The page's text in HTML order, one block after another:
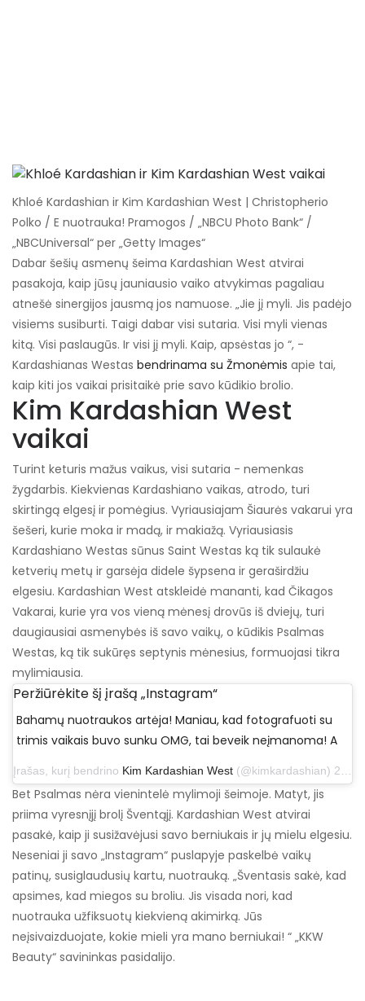
Khloé Kardashian ir Kim Kardashian West | Christopherio
Polko / E nuotrauka! Pramogos / „NBCU Photo Bank“ /
„NBCUniversal“ per „Getty Images“
Dabar šešių asmenų šeima Kardashian West atvirai
pasakoja, kaip jūsų jauniausio vaiko atvykimas pagaliau
atnešė sinergijos jausmą jos namuose. „Jie jį myli. Jis padėjo
visiems susiburti. Taigi dabar visi sutaria. Visi myli vienas
kitą. Visi paslaugūs. Ir visi jį myli. Kaip, apsėstas jo “, -
Kardashianas Westas bendrinama su Žmonėmis apie tai,
kaip kiti jos vaikai prisitaikė prie savo kūdikio brolio.
Kim Kardashian West
vaikai
Turint keturis mažus vaikus, visi sutaria - nemenkas
žygdarbis. Kiekvienas Kardashiano vaikas, atrodo, turi
skirtingą elgesį ir pomėgius. Vyriausiajam Šiaurės vakarui yra
šešeri, kurie moka ir madą, ir makiažą. Vyriausiasis
Kardashiano Westas sūnus Saint Westas ką tik sulaukė
ketverių metų ir garsėja didele šypsena ir geraširdžiu
elgesiu. Kardashian West atskleidė mananti, kad Čikagos
Vakarai, kurie yra vos vieną mėnesį drovūs iš dviejų, turi
daugiausiai asmenybės iš savo vaikų, o kūdikis Psalmas
Westas, ką tik sukūręs septynis mėnesius, formuojasi tikra
mylimiausia.
Peržiūrėkite šį įrašą „Instagram“
Bahamų nuotraukos artėja! Maniau, kad fotografuoti su
trimis vaikais buvo sunku OMG, tai beveik neįmanoma! A
Įrašas, kurį bendrino Kim Kardashian West (@kimkardashian) 2019 m. rugpjūčio 21 d. 12:40 PDT
Bet Psalmas nėra vienintelė mylimoji šeimoje. Matyt, jis
priima vyresnįjį brolį Šventąjį. Kardashian West atvirai
pasakė, kaip ji susižavėjusi savo berniukais ir jų mielu elgesiu.
Neseniai ji savo „Instagram“ puslapyje paskelbė vaikų
patinų, susiglaudusių kartu, nuotrauką. „Šventasis sakė, kad
apsimes, kad miegos su broliu. Jis visada nori, kad
nuotrauka užfiksuotų kiekvieną akimirką. Jūs
neįsivaizduojate, kokie mieli yra mano berniukai! “ „KKW
Beauty“ savininkas pasidalijo.